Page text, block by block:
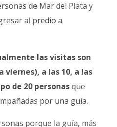
de Mar del Plata y
al predio a
las visitas son
viernes), a las 10, a las
de 20 personasque
por una guía.
porque la guía, más